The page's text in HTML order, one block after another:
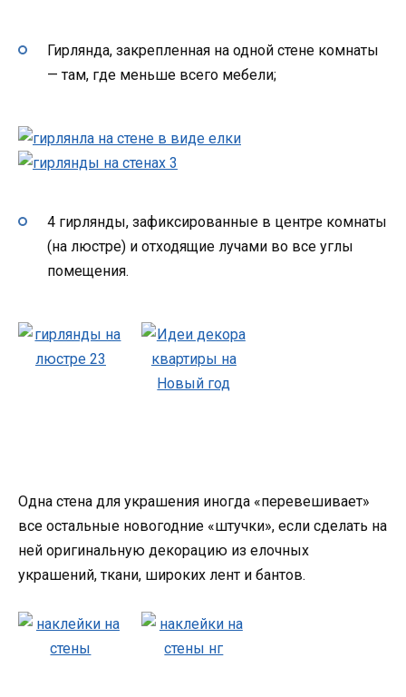
Гирлянда, закрепленная на одной стене комнаты
— там, где меньше всего мебели;
4 гирлянды, зафиксированные в центре комнаты
(на люстре) и отходящие лучами во все углы
помещения.
Одна стена для украшения иногда «перевешивает»
все остальные новогодние «штучки», если сделать на
ней оригинальную декорацию из елочных
украшений, ткани, широких лент и бантов.